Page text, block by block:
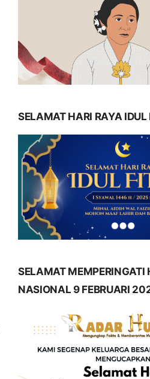
SELAMAT HARI RAYA
SELAMAT MEMPERINGATI
NASIONAL 9 FEBRUARI